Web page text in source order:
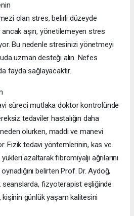
olan stres, belirli düzeyde
aşırı, yönetilemeyen stres
Bu nedenle stresinizi yönetmeyi
uzman desteği alın. Nefes
fayda sağlayacaktır.
süreci mutlaka doktor kontrolünde
tedaviler hastalığın daha
olurken, maddi ve manevi
Fizik tedavi yöntemlerinin, kas ve
azaltarak fibromiyalji ağrılarını
belirten Prof. Dr. Aydoğ,
fizyoterapist eşliğinde
günlük yaşam kalitesini